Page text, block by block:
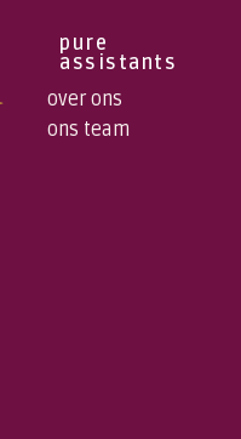
pure
assistants
over ons
ons team